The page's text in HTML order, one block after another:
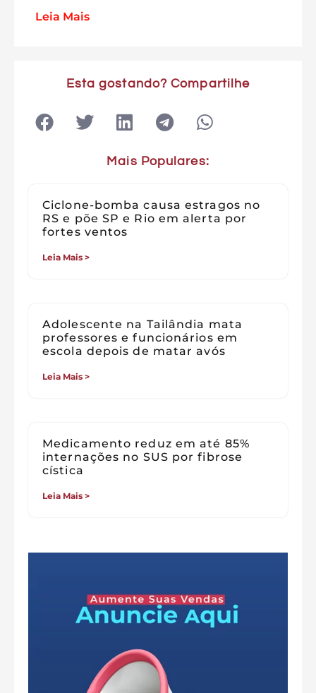
Leia Mais
Esta gostando? Compartilhe
Mais Populares:
Ciclone-bomba causa estragos no
RS e põe SP e Rio em alerta por
fortes ventos
Leia Mais >
Adolescente na Tailândia mata
professores e funcionários em
escola depois de matar avós
Leia Mais >
Medicamento reduz em até 85%
internações no SUS por fibrose
cística
Leia Mais >